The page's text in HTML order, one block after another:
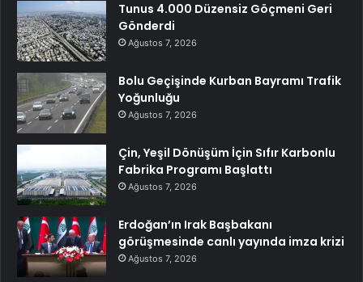
Tunus 4.000 Düzensiz Göçmeni Geri
Gönderdi
Ağustos 7, 2026
Bolu Geçişinde Kurban Bayramı Trafik
Yoğunluğu
Ağustos 7, 2026
Çin, Yeşil Dönüşüm İçin Sıfır Karbonlu
Fabrika Programı Başlattı
Ağustos 7, 2026
Erdoğan’ın Irak Başbakanı
görüşmesinde canlı yayında imza krizi
Ağustos 7, 2026